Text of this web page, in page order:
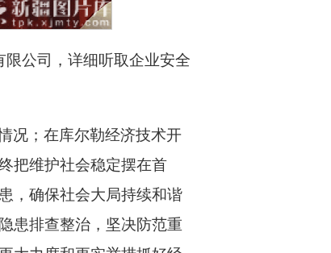
公司，详细听取企业安全
况；在库尔勒经济技术开
把维护社会稳定摆在首
，确保社会大局持续和谐
患排查整治，坚决防范重